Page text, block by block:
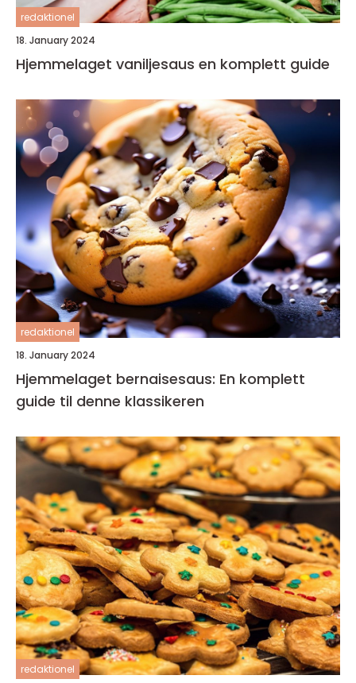
redaktionel
18. January 2024
Hjemmelaget vaniljesaus en komplett guide
redaktionel
18. January 2024
Hjemmelaget bernaisesaus: En komplett
guide til denne klassikeren
redaktionel